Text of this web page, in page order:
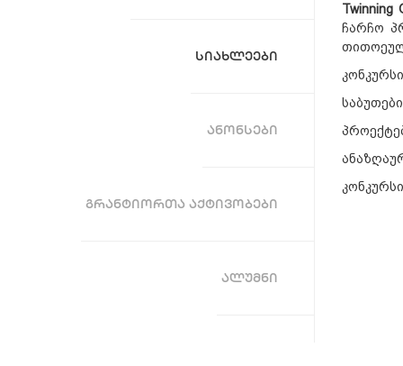
ᲡᲘᲐᲮᲚᲔᲔᲑᲘ
ᲐᲜᲝᲜᲡᲔᲑᲘ
ᲒᲠᲐᲜᲢᲘᲝᲠᲗᲐ ᲐᲥᲢᲘᲕᲝᲑᲔᲑᲘ
ᲐᲚᲣᲛᲜᲘ
Twinning
ჩარჩო